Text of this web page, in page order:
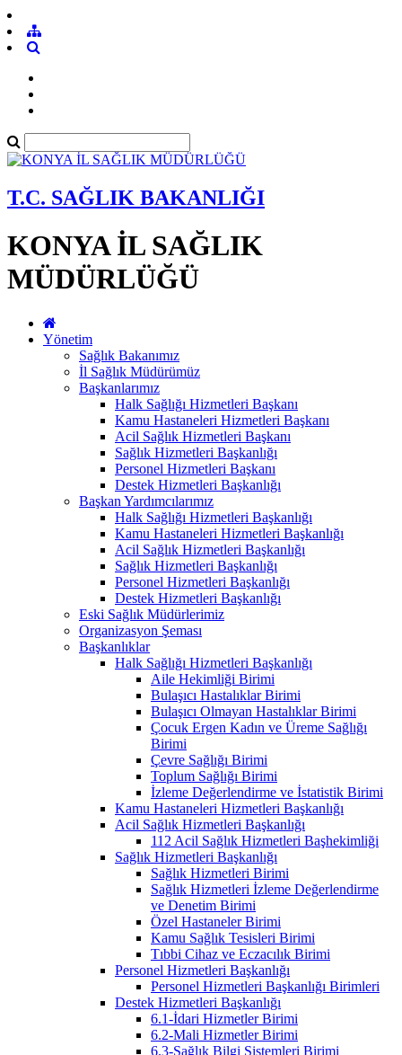
T.C. SAĞLIK BAKANLIĞI
KONYA İL SAĞLIK
MÜDÜRLÜĞÜ
Yönetim
Sağlık Bakanımız
İl Sağlık Müdürümüz
Başkanlarımız
Halk Sağlığı Hizmetleri Başkanı
Kamu Hastaneleri Hizmetleri Başkanı
Acil Sağlık Hizmetleri Başkanı
Sağlık Hizmetleri Başkanlığı
Personel Hizmetleri Başkanı
Destek Hizmetleri Başkanlığı
Başkan Yardımcılarımız
Halk Sağlığı Hizmetleri Başkanlığı
Kamu Hastaneleri Hizmetleri Başkanlığı
Acil Sağlık Hizmetleri Başkanlığı
Sağlık Hizmetleri Başkanlığı
Personel Hizmetleri Başkanlığı
Destek Hizmetleri Başkanlığı
Eski Sağlık Müdürlerimiz
Organizasyon Şeması
Başkanlıklar
Halk Sağlığı Hizmetleri Başkanlığı
Aile Hekimliği Birimi
Bulaşıcı Hastalıklar Birimi
Bulaşıcı Olmayan Hastalıklar Birimi
Çocuk Ergen Kadın ve Üreme Sağlığı
Birimi
Çevre Sağlığı Birimi
Toplum Sağlığı Birimi
İzleme Değerlendirme ve İstatistik Birimi
Kamu Hastaneleri Hizmetleri Başkanlığı
Acil Sağlık Hizmetleri Başkanlığı
112 Acil Sağlık Hizmetleri Başhekimliği
Sağlık Hizmetleri Başkanlığı
Sağlık Hizmetleri Birimi
Sağlık Hizmetleri İzleme Değerlendirme
ve Denetim Birimi
Özel Hastaneler Birimi
Kamu Sağlık Tesisleri Birimi
Tıbbi Cihaz ve Eczacılık Birimi
Personel Hizmetleri Başkanlığı
Personel Hizmetleri Başkanlığı Birimleri
Destek Hizmetleri Başkanlığı
6.1-İdari Hizmetler Birimi
6.2-Mali Hizmetler Birimi
6.3-Sağlık Bilgi Sistemleri Birimi